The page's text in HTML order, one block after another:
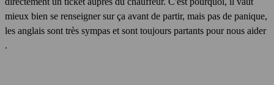
mieux bien se renseigner sur ça avant de partir, mais pas de panique,
les anglais sont très sympas et sont toujours partants pour nous aider
.